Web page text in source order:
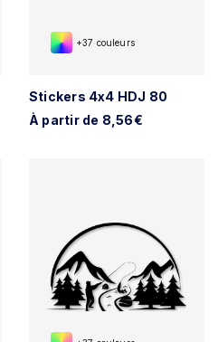
+37 couleurs
Stickers 4x4 HDJ 80
À partir de 8,56€